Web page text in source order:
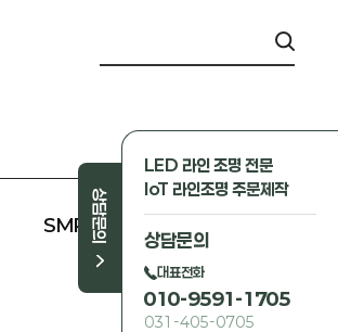
상담문의
LED 라인 조명 전문
IoT 라인조명 주문제작
상담문의
대표전화
010-9591-1705
031-405-0705
SMPS 외